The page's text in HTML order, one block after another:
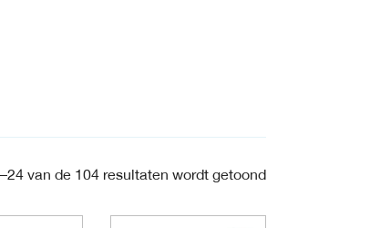
van de 104 resultaten wordt getoond
populariteit